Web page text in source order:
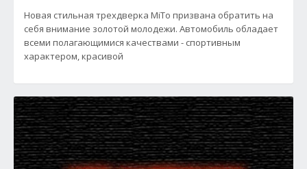
Новая стильная трехдверка MiTo призвана обратить на
себя внимание золотой молодежи. Автомобиль обладает
всеми полагающимися качествами - спортивным
характером, красивой